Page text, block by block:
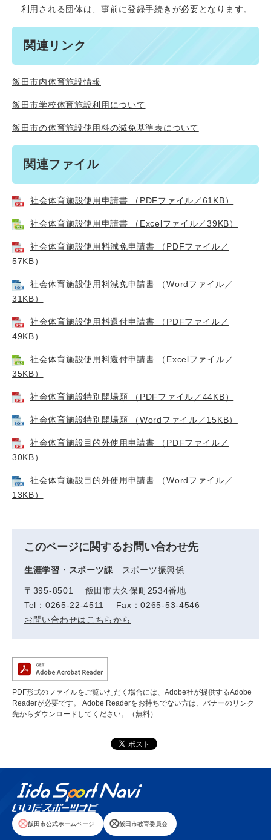
利用される団体は、事前に登録手続きが必要となります。
関連リンク
飯田市内体育施設情報
飯田市学校体育施設利用について
飯田市の体育施設使用料の減免基準表について
関連ファイル
社会体育施設使用申請書 （PDFファイル／61KB）
社会体育施設使用申請書 （Excelファイル／39KB）
社会体育施設使用料減免申請書 （PDFファイル／
57KB）
社会体育施設使用料減免申請書 （Wordファイル／
31KB）
社会体育施設使用料還付申請書 （PDFファイル／
49KB）
社会体育施設使用料還付申請書 （Excelファイル／
35KB）
社会体育施設特別開場願 （PDFファイル／44KB）
社会体育施設特別開場願 （Wordファイル／15KB）
社会体育施設目的外使用申請書 （PDFファイル／
30KB）
社会体育施設目的外使用申請書 （Wordファイル／
13KB）
このページに関するお問い合わせ先
生涯学習・スポーツ課 スポーツ振興係
〒395-8501 飯田市大久保町2534番地
Tel：0265-22-4511 Fax：0265-53-4546
お問い合わせはこちらから
PDF形式のファイルをご覧いただく場合には、Adobe社が提供するAdobe
Readerが必要です。
Adobe Readerをお持ちでない方は、バナーのリンク
先からダウンロードしてください。（無料）
飯田市公式ホームページ 飯田市教育委員会